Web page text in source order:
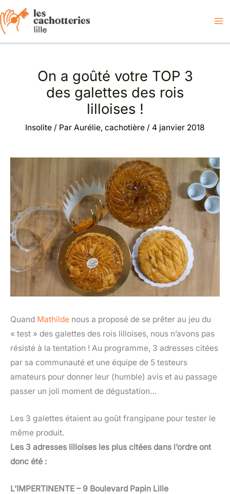
Aller
au
contenu
On a goûté votre TOP 3
des galettes des rois
lilloises !
Insolite / Par Aurélie, cachotière / 4 janvier 2018
Quand Mathilde nous a proposé de se prêter au jeu du
« test » des galettes des rois lilloises, nous n’avons pas
résisté à la tentation ! Au programme, 3 adresses citées
par sa communauté et une équipe de 5 testeurs
amateurs pour donner leur (humble) avis et au passage
passer un joli moment de dégustation…
Les 3 galettes étaient au goût frangipane pour tester le
même produit.
Les 3 adresses lilloises les plus citées dans l’ordre ont
donc été :
L’IMPERTINENTE – 9 Boulevard Papin Lille